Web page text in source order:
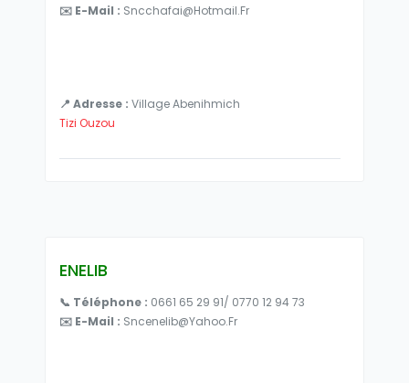
✉️ E-Mail : Sncchafai@hotmail.fr
📍 Adresse : Village Abenihmich
Tizi Ouzou
ENELIB
📞 Téléphone : 0661 65 29 91/ 0770 12 94 73
✉️ E-Mail : Sncenelib@yahoo.fr